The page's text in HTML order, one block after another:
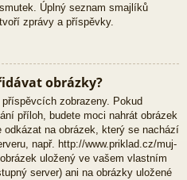
Úplný seznam smajlíků
zprávy a příspěvky.
obrázky?
zobrazeny. Pokud
příloh, budete moci nahrát obrázek
na obrázek, který se nachází
např. http://www.priklad.cz/muj-
uložený ve vašem vlastním
server) ani na obrázky uložené